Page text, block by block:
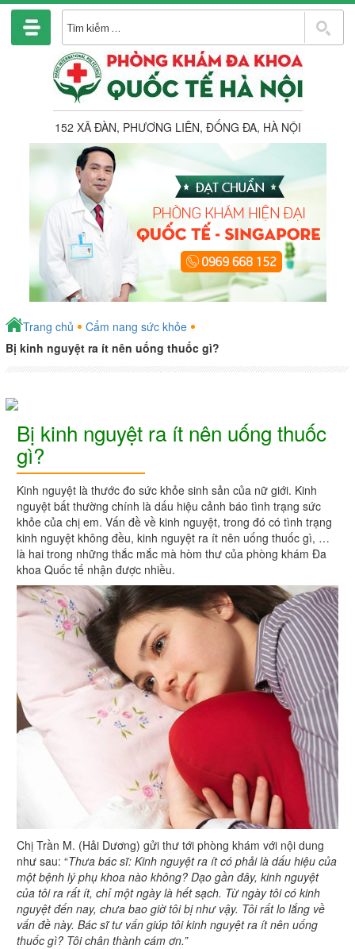
Chuyển
phần
152 XÃ ĐÀN, PHƯƠNG LIÊN, ĐỐNG ĐA, HÀ NỘI
Trang chủ
Cẩm nang sức khỏe
Bị kinh nguyệt ra ít nên uống thuốc gì?
Bị kinh nguyệt ra ít nên uống thuốc
gì?
Kinh nguyệt là thước đo sức khỏe sinh sản của nữ giới. Kinh
nguyệt bất thường chính là dấu hiệu cảnh báo tình trạng sức
khỏe của chị em. Vấn đề về kinh nguyệt, trong đó có tình trạng
kinh nguyệt không đều, kinh nguyệt ra ít nên uống thuốc gì, …
là hai trong những thắc mắc mà hòm thư của phòng khám Đa
khoa Quốc tế nhận được nhiều.
Chị Trần M. (Hải Dương) gửi thư tới phòng khám với nội dung
như sau: “Thưa bác sĩ: Kinh nguyệt ra ít có phải là dấu hiệu của
một bệnh lý phụ khoa nào không? Dạo gần đây, kinh nguyệt
của tôi ra rất ít, chỉ một ngày là hết sạch. Từ ngày tôi có kinh
nguyệt đến nay, chưa bao giờ tôi bị như vậy. Tôi rất lo lắng về
vấn đề này. Bác sĩ tư vấn giúp tôi kinh nguyệt ra ít nên uống
thuốc gì? Tôi chân thành cám ơn.”